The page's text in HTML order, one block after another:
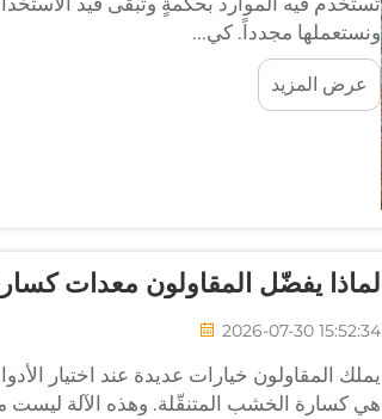
ونستعملها مجدداً. كي...
عرض المزيد
لماذا يفضّل المقاولون معدات
2026-07-30 15:52:34
يملك المقاولون خيارات عديدة عند اختيار
هي كسارة الخشب المتنقّلة. وهذه الآلة ليست